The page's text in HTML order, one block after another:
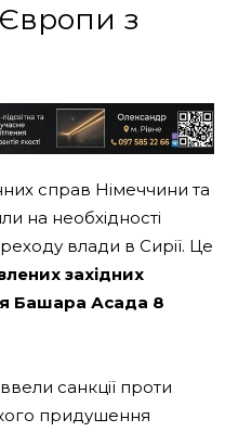
Європи з
справ Німеччини та
на необхідності
влади в Сирії. Це
західних
Башара Асада 8
санкції проти
придушення